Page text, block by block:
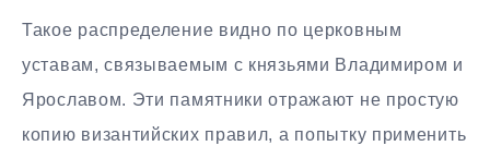
Такое распределение видно по церковным
уставам, связываемым с князьями Владимиром и
Ярославом. Эти памятники отражают не простую
копию византийских правил, а попытку применить